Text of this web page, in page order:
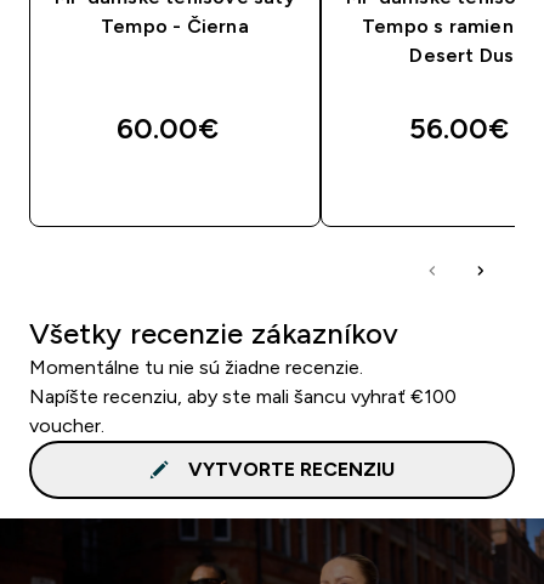
Tempo - Čierna
60.00€‎
Tempo s
Desert Dust
56.00€‎
Všetky recenzie zákazníkov
Momentálne tu nie sú žiadne recenzie.
Napíšte recenziu, aby ste mali šancu vyhrať €100
voucher.
VYTVORTE RECENZIU